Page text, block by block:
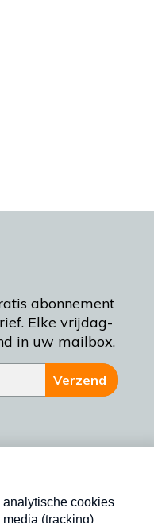
abonnement
Elke vrijdag-
in uw mailbox.
Verzend